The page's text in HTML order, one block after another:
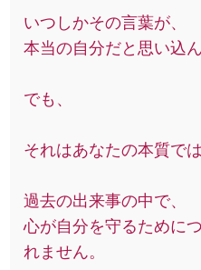
いつしかその言葉が、
本当の自分だと思い込
でも、
それはあなたの本質では
過去の出来事の中で、
心が自分を守るために
れません。